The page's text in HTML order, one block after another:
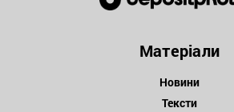
Матеріали
Новини
Тексти